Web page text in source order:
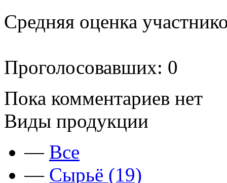
Средняя оценка
Проголосовавших: 0
Пока комментариев нет
Виды продукции
— Все
— Сырьё (19)